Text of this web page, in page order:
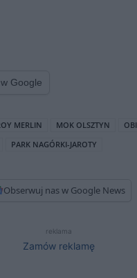
Google
MERLIN MOK OLSZTYN
OBI
PARK NAGÓRKI-JAROTY
Obserwuj nas w Google News
reklama
Zamów reklamę